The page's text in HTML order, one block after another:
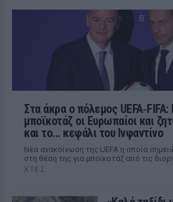
Στα άκρα ο πόλεμος
μποϊκοτάζ οι Ευρωπαίοι και
και το... κεφάλι του Ινφαντίνο
Νέα ανακοίνωση της UEFA η οποία
στη θέση της για μποϊκοτάζ από τις
ΧΤΕΣ